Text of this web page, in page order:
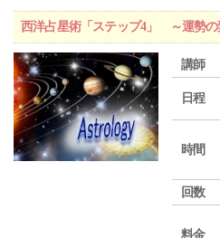
西洋占星術「ステップ4」 ～運勢
講師
日程
時間
回数
料金